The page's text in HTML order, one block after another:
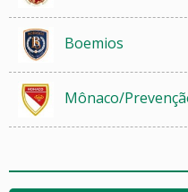
Boemios
Mônaco/